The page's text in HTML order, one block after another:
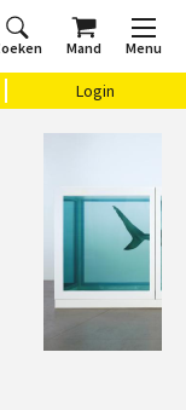
Mand Menu
Login